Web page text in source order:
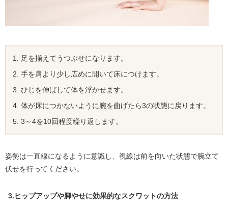
足を揃えてうつぶせになります。
手を肩より少し広めに開いて床につけます。
ひじを伸ばして体を浮かせます。
体が床につかないように腕を曲げたら3の状態に戻ります。
3～4を10回程度繰り返します。
姿勢は一直線になるように意識し、視線は前を向いた状態で腕立て
伏せを行ってください。
3.ヒップアップや脚やせに効果的なスクワットの方法